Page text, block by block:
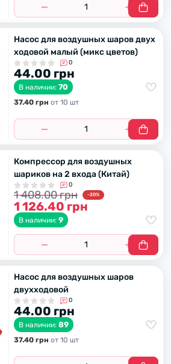
Насос для воздушных шаров двух
ходовой малый (микс цветов)
0
44.00 грн
В наличии: 70
37.40 грн от 10 шт
Компрессор для воздушных
шариков на 2 входа (Китай)
0
1 408.00 грн -20%
1 126.40 грн
В наличии: 9
Насос для воздушных шаров
двухходовой
0
44.00 грн
В наличии: 89
37.40 грн от 10 шт